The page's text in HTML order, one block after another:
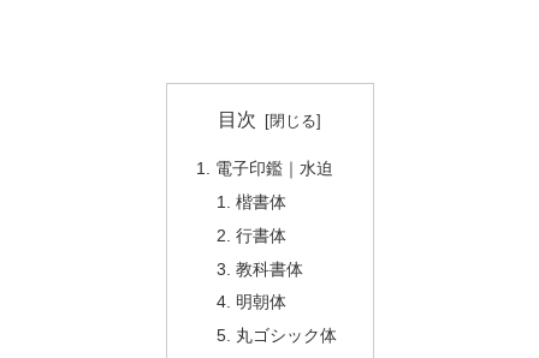
目次
電子印鑑｜水迫
楷書体
行書体
教科書体
明朝体
丸ゴシック体